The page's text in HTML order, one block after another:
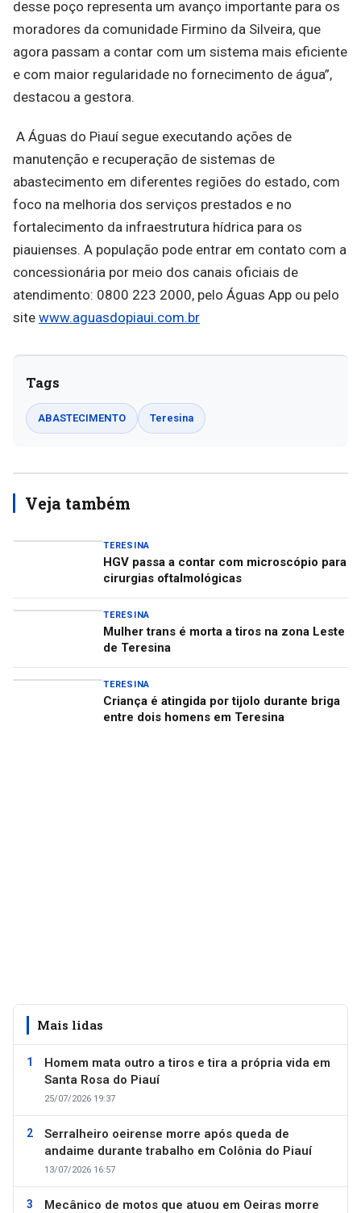
desse poço representa um avanço importante para os
moradores da comunidade Firmino da Silveira, que
agora passam a contar com um sistema mais eficiente
e com maior regularidade no fornecimento de água”,
destacou a gestora.
A Águas do Piauí segue executando ações de
manutenção e recuperação de sistemas de
abastecimento em diferentes regiões do estado, com
foco na melhoria dos serviços prestados e no
fortalecimento da infraestrutura hídrica para os
piauienses. A população pode entrar em contato com a
concessionária por meio dos canais oficiais de
atendimento: 0800 223 2000, pelo Águas App ou pelo
site www.aguasdopiaui.com.br
Tags
ABASTECIMENTO Teresina
Veja também
TERESINA
HGV passa a contar com microscópio para
cirurgias oftalmológicas
TERESINA
Mulher trans é morta a tiros na zona Leste
de Teresina
TERESINA
Criança é atingida por tijolo durante briga
entre dois homens em Teresina
Mais lidas
Homem mata outro a tiros e tira a própria vida em
Santa Rosa do Piauí
25/07/2026 19:37
Serralheiro oeirense morre após queda de
andaime durante trabalho em Colônia do Piauí
13/07/2026 16:57
Mecânico de motos que atuou em Oeiras morre